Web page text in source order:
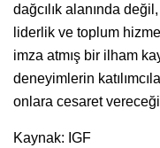
dağcılık alanında
liderlik ve toplum
imza atmış bir ilham
deneyimlerin
onlara cesaret
Kaynak: IGF